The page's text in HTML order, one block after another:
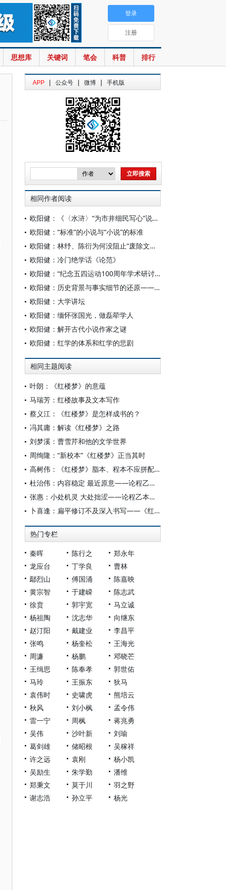
思想库 关键词 笔会 科普 排行
登录
注册
APP | 公众号 | 微博 | 手机版
相同作者阅读
欧阳健：《〈水浒〉“为市井细民写心”说》发表四十周年
欧阳健：“标准”的小说与“小说”的标准
欧阳健：林纾、陈衍为何没阻止“废除文言”？
欧阳健：冷门绝学话《论范》
欧阳健：“纪念五四运动100周年学术研讨会”书面发言
欧阳健：历史背景与事实细节的还原——北大学人“胡适思想批判”一瞥
欧阳健：大学讲坛
欧阳健：缅怀张国光，做磊荦学人
欧阳健：解开古代小说作家之谜
欧阳健：红学的体系和红学的悲剧
相同主题阅读
叶朗：《红楼梦》的意蕴
马瑞芳：红楼故事及文本写作
蔡义江：《红楼梦》是怎样成书的？
冯其庸：解读《红楼梦》之路
刘梦溪：曹雪芹和他的文学世界
周绚隆：“新校本”《红楼梦》正当其时
高树伟：《红楼梦》脂本、程本不应拼配出版
杜治伟：内容稳定 最近原意——论程乙本《红楼梦》的定本属性
张惠：小处机灵 大处拙涩——论程乙本《红楼梦》“长线”技巧之不足
卜喜逢：扁平修订不及深入书写——《红楼梦》程乙本与早期脂本书写策略比较
热门专栏
秦晖 陈行之
郑永年
龙应台
丁学良
曹林
鄢烈山
傅国涌
陈嘉映
黄宗智
于建嵘
陈志武
徐贲
郭宇宽
马立诚
杨祖陶
沈志华
向继东
赵汀阳
戴建业
李昌平
张鸣
杨奎松
王海光
周濂
杨鹏
邓晓芒
王缉思
陈奉孝
郭世佑
马玲
王振东
狄马
袁伟时
史啸虎
熊培云
秋风
刘小枫
孟令伟
雷一宁
周枫
蒋兆勇
吴伟
沙叶新
刘瑜
葛剑雄
储昭根
吴稼祥
许之远
袁刚
杨小凯
吴励生
朱学勤
潘维
郑秉文
莫于川
羽之野
谢志浩
孙立平 杨光